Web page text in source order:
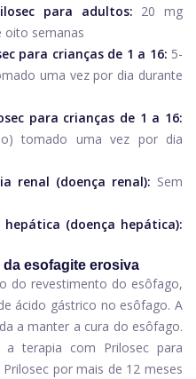
para adultos: 20 mg
oito semanas
para crianças de 1 a 16: 5-
uma vez por dia durante
para crianças de 1 a 16:
tomado uma vez por dia
renal (doença renal): Sem
(doença hepática):
esofagite erosiva
do revestimento do esôfago,
ácido gástrico no esôfago. A
a manter a cura do esôfago.
terapia com Prilosec para
por mais de 12 meses